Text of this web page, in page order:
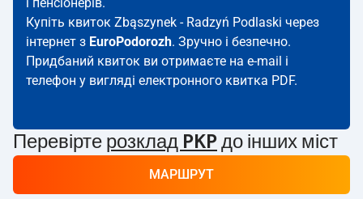
Купіть квиток Zbąszynek - Radzyń Podlaski через
інтернет з EuroPodorozh. Зручно і безпечно.
Придбаний квиток ви отримаєте на e-mail і
телефон у вигляді електронного квитка PDF.
Перевірте розклад PKP до інших міст
МАРШРУТ